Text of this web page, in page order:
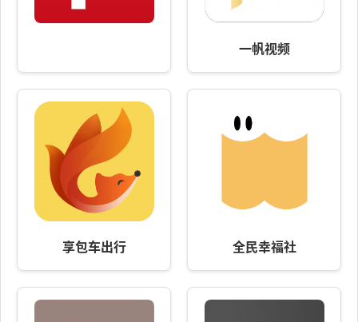
一帆视频
享包车出行 全民幸福社